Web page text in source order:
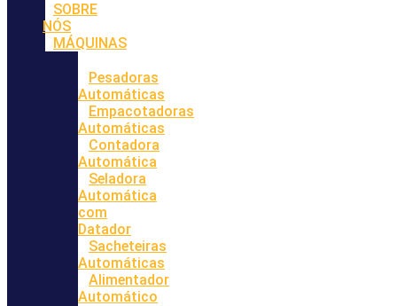
SOBRE
NÓS
MÁQUINAS
Pesadoras
Automáticas
Empacotadoras
Automáticas
Contadora
Automática
Seladora
Automática
com
Datador
Sacheteiras
Automáticas
Alimentador
Automático